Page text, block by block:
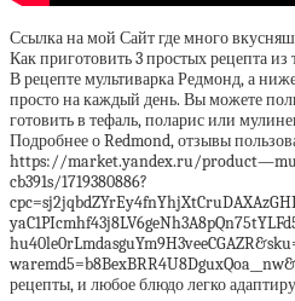
Ссылка на мой Сайт где много
Как приготовить 3 простых рецепта
В рецепте мультиварка Редмонд, а
просто на каждый день. Вы можете
готовить в тефаль, поларис или
Подробнее о Redmond, отзывы
https://market.yandex.ru/
cb391s/1719380886?
рецепты, и любое блюдо легко